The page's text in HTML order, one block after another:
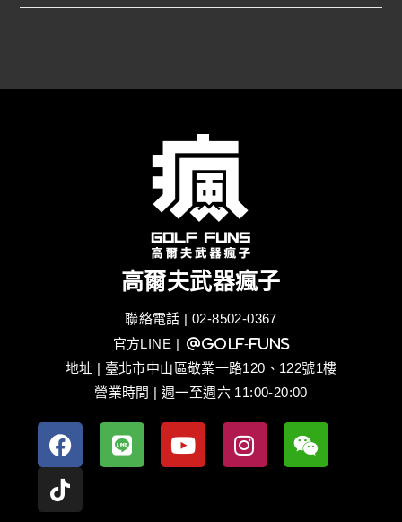
高爾夫武器瘋子
聯絡電話 | 02-8502-0367
官方LINE | @golf-funs
地址 | 臺北市中山區敬業一路120、122號1樓
營業時間 | 週一至週六 11:00-20:00